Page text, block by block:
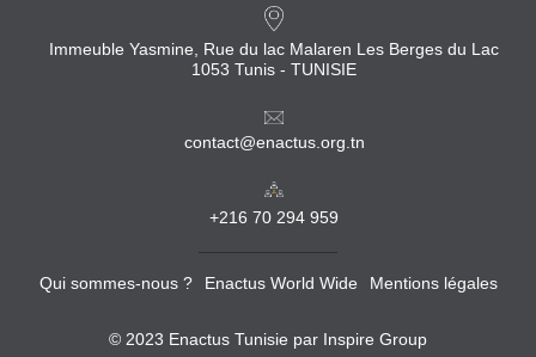
Immeuble Yasmine, Rue du lac Malaren Les Berges du Lac
1053 Tunis - TUNISIE
contact@enactus.org.tn
+216 70 294 959
Qui sommes-nous ? Enactus World Wide Mentions légales
© 2023 Enactus Tunisie par Inspire Group